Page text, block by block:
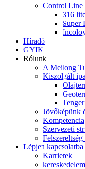
Control Line
316
Super
Híradó
GYIK
Rólunk
A Meilong
Kiszolgált
Jövőképünk
Kompetencia
Szervezeti
Felszereltség
Lépjen
Karrierek
kereskedelem